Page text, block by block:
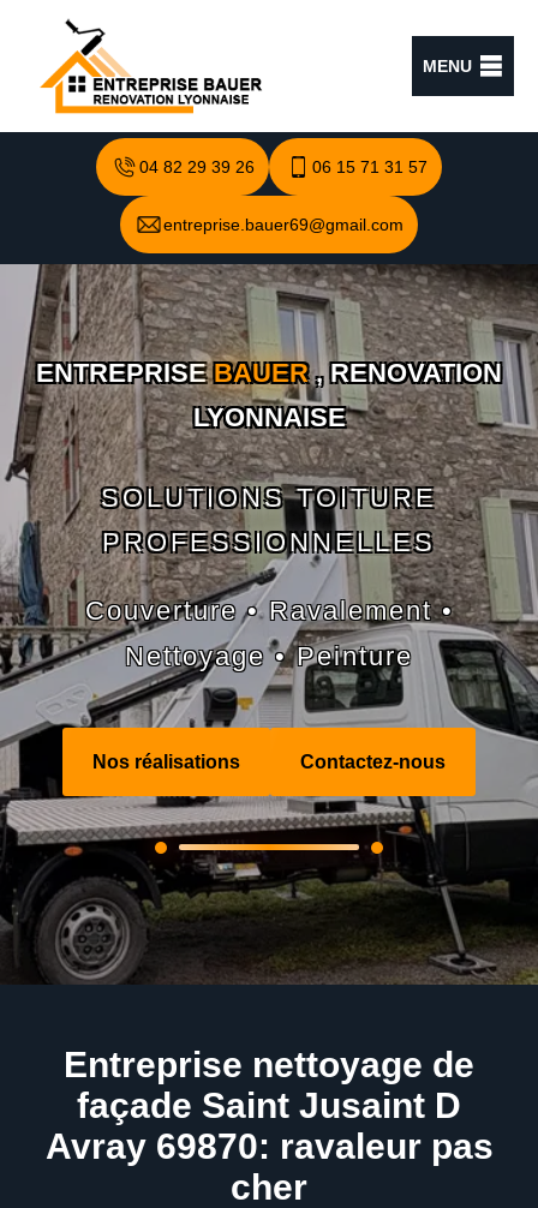
MENU
04 82 29 39 26 06 15 71 31 57
entreprise.bauer69@gmail.com
ENTREPRISEBAUER, RENOVATION
LYONNAISE
SOLUTIONS TOITURE
PROFESSIONNELLES
Couverture • Ravalement •
Nettoyage • Peinture
Nos réalisations Contactez-nous
Entreprise nettoyage de
façade Saint Jusaint D
Avray 69870: ravaleur pas
cher